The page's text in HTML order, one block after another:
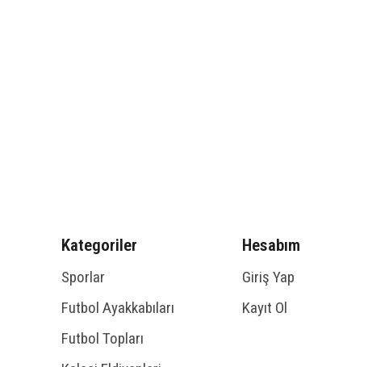
Kategoriler
Sporlar
Futbol Ayakkabıları
Futbol Topları
Hesabım
Giriş Yap
Kayıt Ol